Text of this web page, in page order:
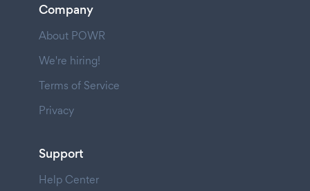
Company
About POWR
We're hiring!
Terms of Service
Privacy
Support
Help Center